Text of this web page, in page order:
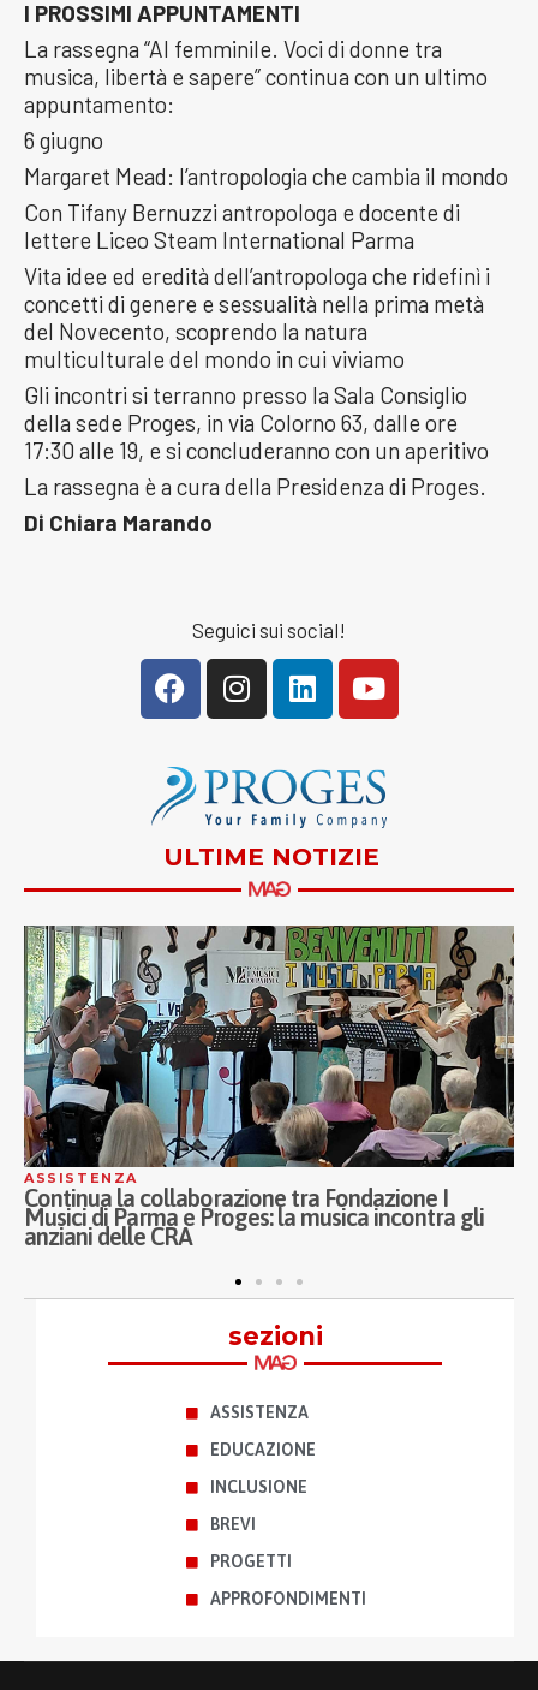
I PROSSIMI APPUNTAMENTI
La rassegna “Al femminile. Voci di donne tra
musica, libertà e sapere” continua con un ultimo
appuntamento:
6 giugno
Margaret Mead: l’antropologia che cambia il mondo
Con Tifany Bernuzzi antropologa e docente di
lettere Liceo Steam International Parma
Vita idee ed eredità dell’antropologa che ridefinì i
concetti di genere e sessualità nella prima metà
del Novecento, scoprendo la natura
multiculturale del mondo in cui viviamo
Gli incontri si terranno presso la Sala Consiglio
della sede Proges, in via Colorno 63, dalle ore
17:30 alle 19, e si concluderanno con un aperitivo
La rassegna è a cura della Presidenza di Proges.
Di Chiara Marando
Seguici sui social!
ULTIME NOTIZIE
ASSISTENZA
Inaugurati a Milano i nuovi Ospedali di Comunità
Porta Nuova, Melloni e Sassi: Proges al fianco di
ASST Fatebenefratelli Sacco nel welfare di
sezioni
ASSISTENZA
EDUCAZIONE
INCLUSIONE
BREVI
PROGETTI
APPROFONDIMENTI